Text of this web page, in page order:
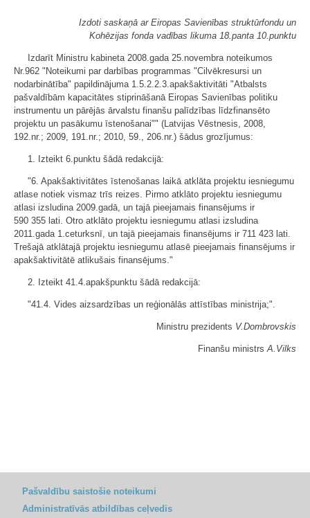
Izdoti saskaņā ar Eiropas Savienības struktūrfondu un
Kohēzijas fonda vadības likuma 18.panta 10.punktu
Izdarīt Ministru kabineta 2008.gada 25.novembra noteikumos
Nr.962 "Noteikumi par darbības programmas "Cilvēkresursi un
nodarbinātība" papildinājuma 1.5.2.2.3.apakšaktivitāti "Atbalsts
pašvaldībām kapacitātes stiprināšanā Eiropas Savienības politiku
instrumentu un pārējās ārvalstu finanšu palīdzības līdzfinansēto
projektu un pasākumu īstenošanai"" (Latvijas Vēstnesis, 2008,
192.nr.; 2009, 191.nr.; 2010, 59., 206.nr.) šādus grozījumus:
1. Izteikt 6.punktu šādā redakcijā:
"6. Apakšaktivitātes īstenošanas laikā atklāta projektu iesniegumu
atlase notiek vismaz trīs reizes. Pirmo atklāto projektu iesniegumu
atlasi izsludina 2009.gadā, un tajā pieejamais finansējums ir
590 355 lati. Otro atklāto projektu iesniegumu atlasi izsludina
2011.gada 1.ceturksnī, un tajā pieejamais finansējums ir 711 423 lati.
Trešajā atklātajā projektu iesniegumu atlasē pieejamais finansējums ir
apakšaktivitātē atlikušais finansējums."
2. Izteikt 41.4.apakšpunktu šādā redakcijā:
"41.4. Vides aizsardzības un reģionālās attīstības ministrija;".
Ministru prezidents V.Dombrovskis
Finanšu ministrsA.Vilks
Pašvaldību saistošie noteikumi
Administratīvās atbildības ceļvedis